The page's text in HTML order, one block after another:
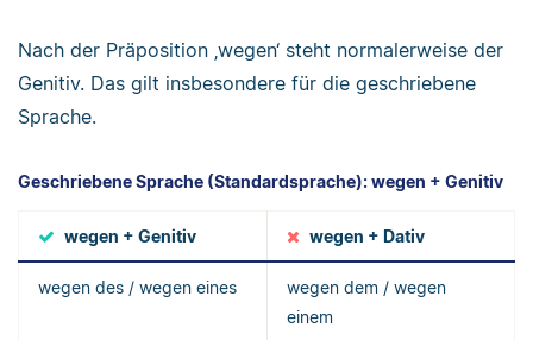
Nach der Präposition ‚wegen‘ steht normalerweise der
Genitiv. Das gilt insbesondere für die geschriebene
Sprache.
Geschriebene Sprache (Standardsprache): wegen + Genitiv
wegen + Genitiv wegen + Dativ
wegen des / wegen eines
wegen dem / wegen
einem